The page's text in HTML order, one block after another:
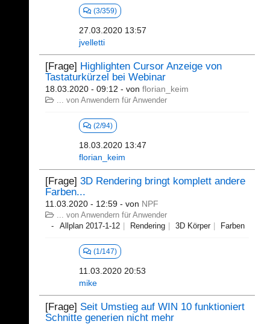
(3/359)
27.03.2020 13:57
jvelletti
[Frage] Highlighten Cursor Anzeige von
Tastaturkürzel bei Webinar
18.03.2020 - 09:12 - von florian_keim
... von Anwendern für Anwender
(2/94)
18.03.2020 13:47
florian_keim
[Frage] 3D Rendering bringt komplett andere
Farben...
11.03.2020 - 12:59 - von NPF
... von Anwendern für Anwender
Allplan 2017-1-12
Rendering 3D Körper Farben
(1/147)
11.03.2020 20:53
mike
[Frage] Seit Umstieg auf WIN 10 funktioniert
Schnitte generien nicht mehr